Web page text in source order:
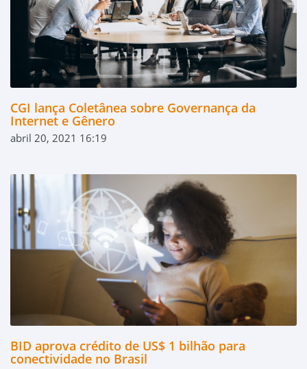
CGI lança Coletânea sobre Governança da
Internet e Gênero
abril 20, 2021 16:19
BID aprova crédito de US$ 1 bilhão para
conectividade no Brasil